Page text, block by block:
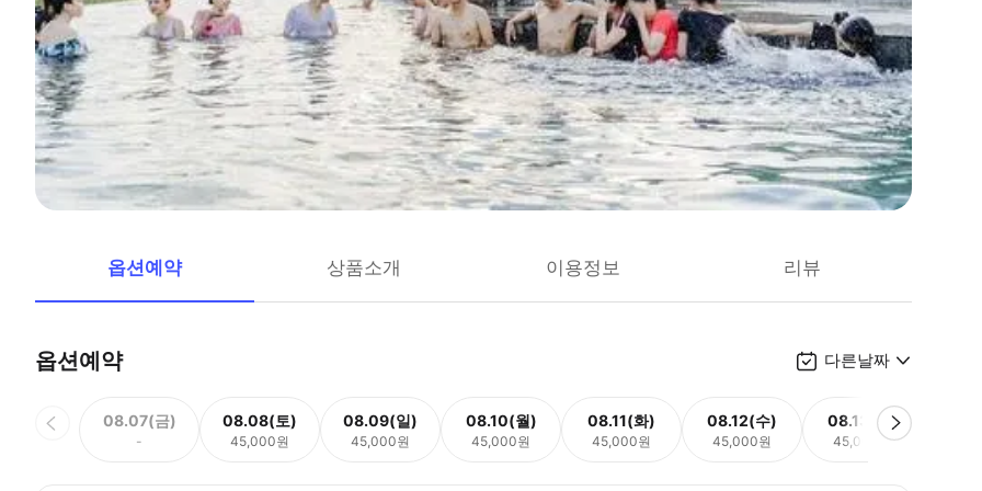
옵션예약 상품소개 이용정보 리뷰
옵션예약 다른날짜
08.07(금)
-
08.08(토)
45,000원
08.09(일)
45,000원
08.10(월)
45,000원
08.11(화)
45,000원
08.12(수)
45,000원
08.13(목)
45,000원